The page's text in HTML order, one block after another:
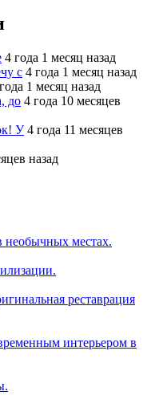
4 года 1 месяц назад
с 4 года 1 месяц назад
1 месяц назад
до 4 года 10 месяцев
У 4 года 11 месяцев
назад
необычных местах.
реставрация
интерьером в